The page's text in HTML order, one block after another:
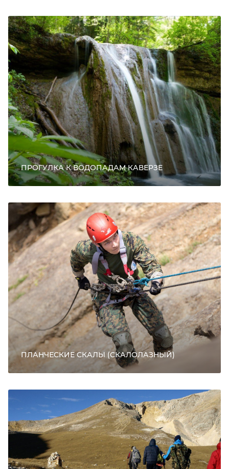
ПРОГУЛКА К ВОДОПАДАМ КАВЕРЗЕ
ПЛАНЧЕСКИЕ СКАЛЫ (СКАЛОЛАЗНЫЙ)